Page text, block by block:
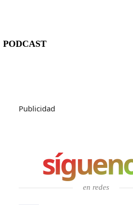
PODCAST
Publicidad
en redes